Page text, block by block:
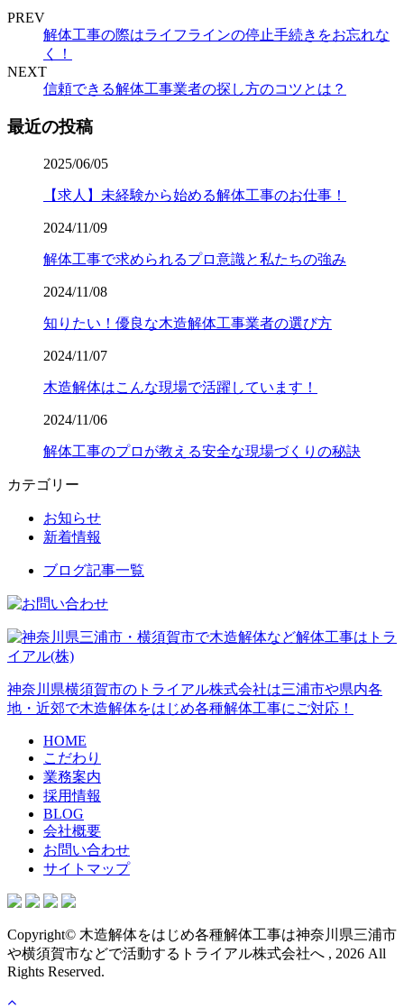
PREV
解体工事の際はライフラインの停止手続きをお忘れな
く！
NEXT
信頼できる解体工事業者の探し方のコツとは？
最近の投稿
2025/06/05
【求人】未経験から始める解体工事のお仕事！
2024/11/09
解体工事で求められるプロ意識と私たちの強み
2024/11/08
知りたい！優良な木造解体工事業者の選び方
2024/11/07
木造解体はこんな現場で活躍しています！
2024/11/06
解体工事のプロが教える安全な現場づくりの秘訣
カテゴリー
お知らせ
新着情報
ブログ記事一覧
神奈川県横須賀市のトライアル株式会社は三浦市や県内各
地・近郊で木造解体をはじめ各種解体工事にご対応！
HOME
こだわり
業務案内
採用情報
BLOG
会社概要
お問い合わせ
サイトマップ
Copyright© 木造解体をはじめ各種解体工事は神奈川県三浦市
や横須賀市などで活動するトライアル株式会社へ , 2026 All
Rights Reserved.